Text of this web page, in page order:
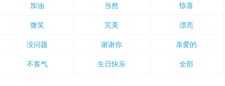
加油 当然 惊喜
微笑 完美 漂亮
没问题 谢谢你 亲爱的
不客气 生日快乐 全部